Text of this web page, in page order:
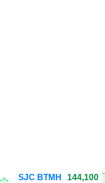
SJC BTMH
144,100